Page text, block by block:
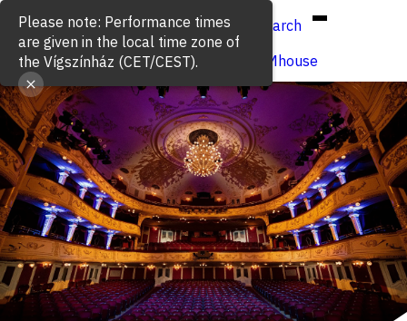
Hun/Eng
Search
Buy ticket
VígSTREAMhouse
Please note: Performance times
are given in the local time zone of
the Vígszínház (CET/CEST).